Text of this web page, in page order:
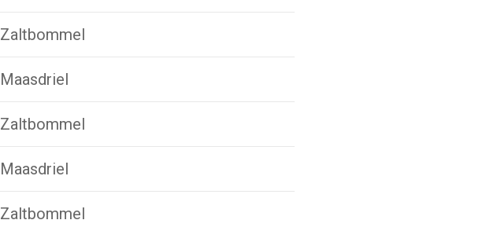
Zaltbommel
Maasdriel
Zaltbommel
Maasdriel
Zaltbommel